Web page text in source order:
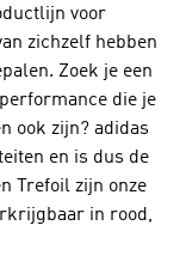
voor
zichzelf hebben
Zoek je een
die je
ook zijn? adidas
en is dus de
Trefoil zijn onze
in rood,